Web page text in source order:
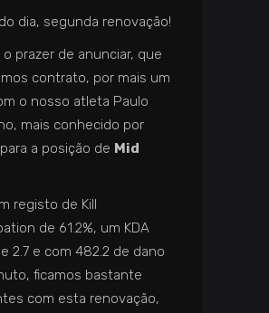
dia, segunda renovação!
o prazer de anunciar, que
contrato, por mais um
o nosso atleta Paulo
mais conhecido por
a posição de Mid
registo de Kill
de 61.2%, um KDA
2.7 e com 482.2 de dano
ficamos bastante
com esta renovação,